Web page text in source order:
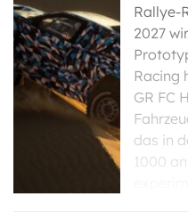
Rallye-
2027
Racing
GR FC
das in
1000